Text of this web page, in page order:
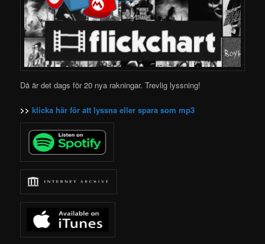
Då är det dags för 20 nya rakningar.Trevlig lyssning!
>>klicka här för att lyssna eller spara som mp3